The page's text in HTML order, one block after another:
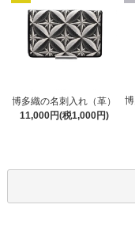
博多織の名刺入れ（革）
11,000円(税1,000円)